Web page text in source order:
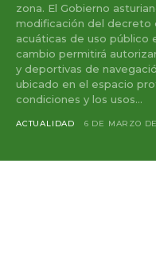
zona. El Gobierno
modificación del decreto
acuáticas de uso público
cambio permitirá
y deportivas de
ubicado en el espacio protegido. El
condiciones y los usos...
ACTUALIDAD 6 DE MARZO